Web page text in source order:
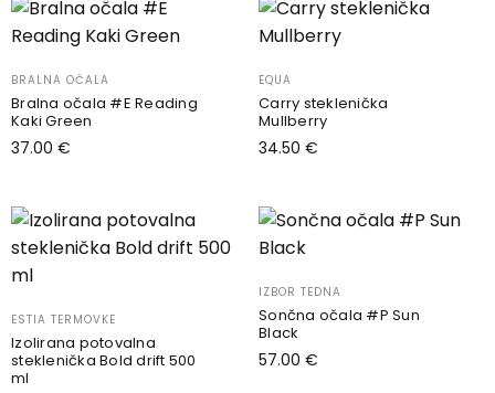
BRALNA OČALA
Bralna očala #E Reading
Kaki Green
37.00 €
izdelek
ima
več
Možnosti
lahko
izberete
EQUA
Carry steklenička
Mullberry
34.50 €
ESTIA TERMOVKE
Izolirana potovalna
steklenička Bold drift 500
ml
IZBOR TEDNA
Sončna očala #P Sun
Black
57.00 €